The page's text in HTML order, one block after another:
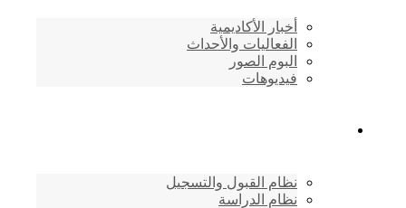
أخبار الأكاديمية
الفعاليات والأحداث
البوم الصور
فيديوهات
نظام القبول والتسجيل
نظام الدراسة